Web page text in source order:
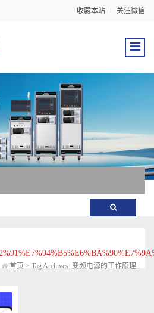
收藏本站 关注微信
首页 > Tag Archives: 变频电源的工作原理